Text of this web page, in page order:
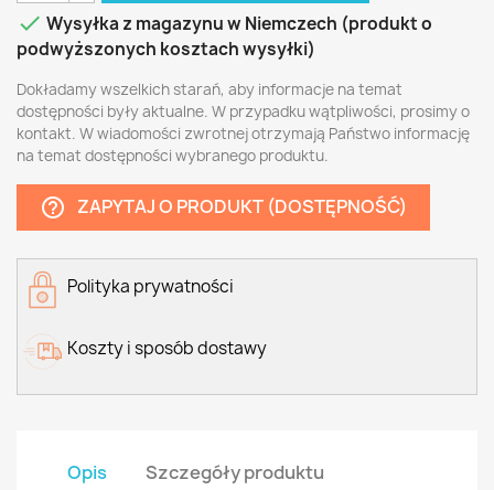
 Wysyłka z magazynu w Niemczech (produkt o
podwyższonych kosztach wysyłki)
Dokładamy wszelkich starań, aby informacje na temat
dostępności były aktualne. W przypadku wątpliwości, prosimy o
kontakt. W wiadomości zwrotnej otrzymają Państwo informację
na temat dostępności wybranego produktu.
help_outline ZAPYTAJ O PRODUKT (DOSTĘPNOŚĆ)
Polityka prywatności
Koszty i sposób dostawy
Opis Szczegóły produktu